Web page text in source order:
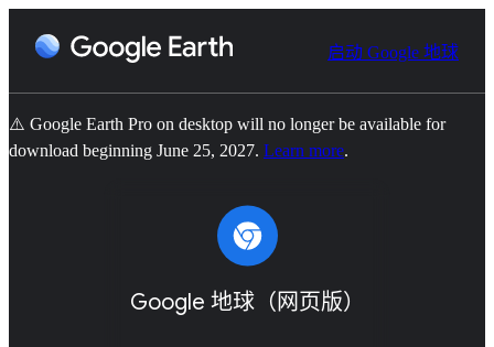
启动 Google 地球
⚠️ Google Earth Pro on desktop will no longer be available for
download beginning June 25, 2027. Learn more.
Google 地球（网页版）